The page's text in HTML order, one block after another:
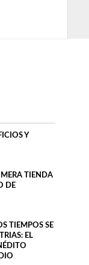
Y
TIENDA
DE
TIEMPOS SE
EL